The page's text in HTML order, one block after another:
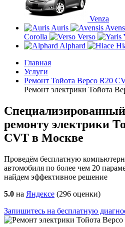
Venza
Auris
Corolla
Verso
Alphard
Главная
Услуги
Ремонт Тойота Версо R20
Ремонт электрики Тойота
ремонту электрики
CVT в Москве
Проведём бесплатную
автомобиля по более чем 20
найдем эффективное решение
5.0 на Яндексе (296 оценки)
Запишитесь на бесплатную